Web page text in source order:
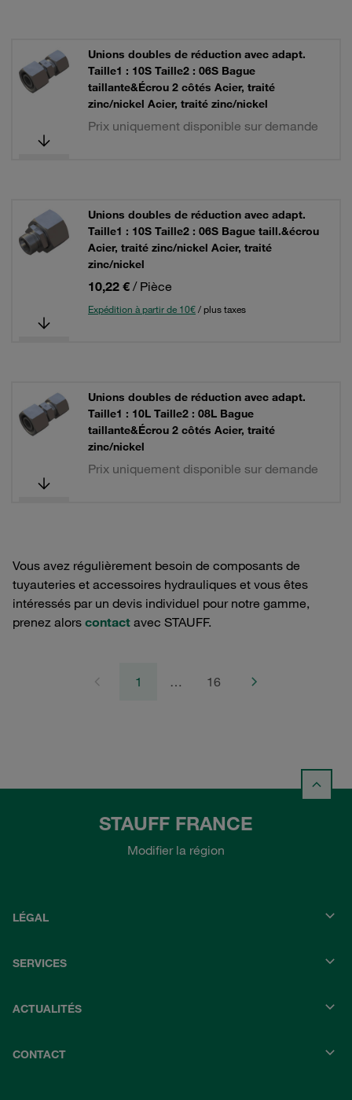
Unions doubles de réduction avec adapt.
Taille1 : 10S Taille2 : 06S Bague
taillante&Écrou 2 côtés Acier, traité
zinc/nickel Acier, traité zinc/nickel
Prix uniquement disponible sur demande
Unions doubles de réduction avec adapt.
Taille1 : 10S Taille2 : 06S Bague taill.&écrou
Acier, traité zinc/nickel Acier, traité
zinc/nickel
10,22 € / Pièce
Expédition à partir de 10€/ plus taxes
Unions doubles de réduction avec adapt.
Taille1 : 10L Taille2 : 08L Bague
taillante&Écrou 2 côtés Acier, traité
zinc/nickel
Prix uniquement disponible sur demande
Vous avez régulièrement besoin de composants de
tuyauteries et accessoires hydrauliques et vous êtes
intéressés par un devis individuel pour notre gamme,
prenez alors contact avec STAUFF.
1 … 16
STAUFF FRANCE
Modifier la région
LÉGAL
SERVICES
ACTUALITÉS
CONTACT